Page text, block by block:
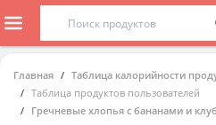
Главная
Таблица калорийности
Таблица продуктов пользователей
Гречневые хлопья с бананами и